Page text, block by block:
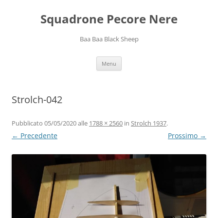
Squadrone Pecore Nere
Baa Baa Black Sheep
Menu
Strolch-042
Pubblicato 05/05/2020alle 1788 × 2560 in Strolch 1937.
← Precedente Prossimo →